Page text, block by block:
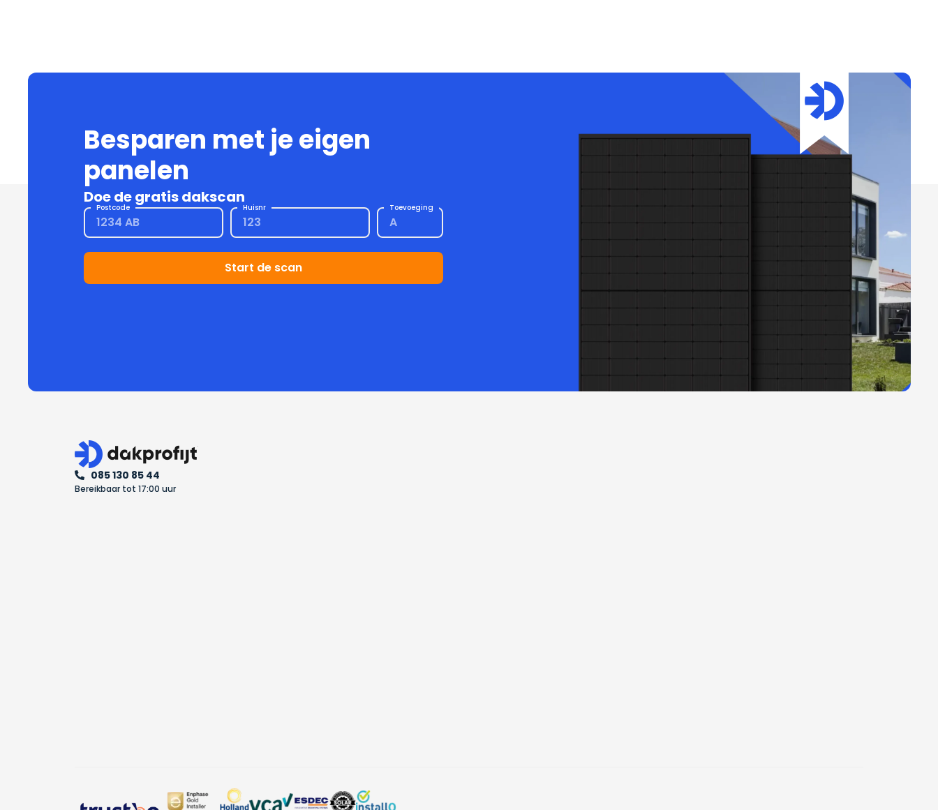
Besparen met je eigen
panelen
Doe de gratis dakscan
Postcode Huisnr Toevoeging
Start de scan
085 130 85 44
Bereikbaar tot 17:00 uur